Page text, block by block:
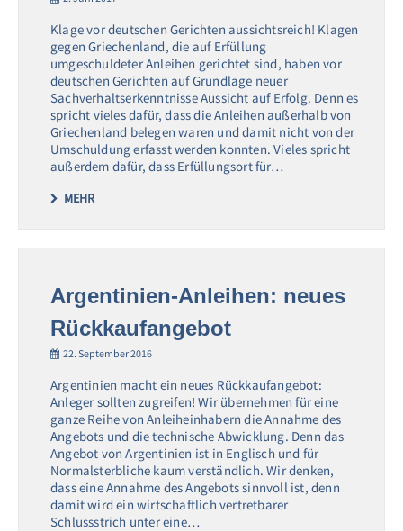
Klage vor deutschen Gerichten aussichtsreich! Klagen
gegen Griechenland, die auf Erfüllung
umgeschuldeter Anleihen gerichtet sind, haben vor
deutschen Gerichten auf Grundlage neuer
Sachverhaltserkenntnisse Aussicht auf Erfolg. Denn es
spricht vieles dafür, dass die Anleihen außerhalb von
Griechenland belegen waren und damit nicht von der
Umschuldung erfasst werden konnten. Vieles spricht
außerdem dafür, dass Erfüllungsort für…
MEHR
Argentinien-Anleihen: neues
Rückkaufangebot
22. September 2016
Argentinien macht ein neues Rückkaufangebot:
Anleger sollten zugreifen! Wir übernehmen für eine
ganze Reihe von Anleiheinhabern die Annahme des
Angebots und die technische Abwicklung. Denn das
Angebot von Argentinien ist in Englisch und für
Normalsterbliche kaum verständlich. Wir denken,
dass eine Annahme des Angebots sinnvoll ist, denn
damit wird ein wirtschaftlich vertretbarer
Schlussstrich unter eine…